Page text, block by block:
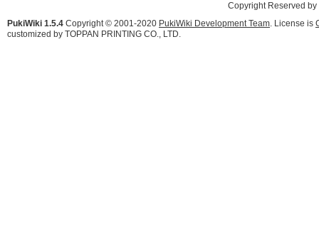
Copyright Reserved
PukiWiki 1.5.4 Copyright © 2001-2020 PukiWiki Development Team. License is
customized by TOPPAN PRINTING CO., LTD.